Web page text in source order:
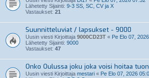
Lähetetty Sijainti: 9-3 SS, SC, CV ja X
Vastaukset: 21
Suunnitteluviat / lapsukset - 9000
Uusin viesti Kirjoittaja 9000CD23T « Pe Elo 07,
Lähetetty Sijainti: 9000
Vastaukset: 47
Onko Oulussa joku joka voisi hoitaa
Uusin viesti Kirjoittaja mestari « Pe Elo 07, 2026